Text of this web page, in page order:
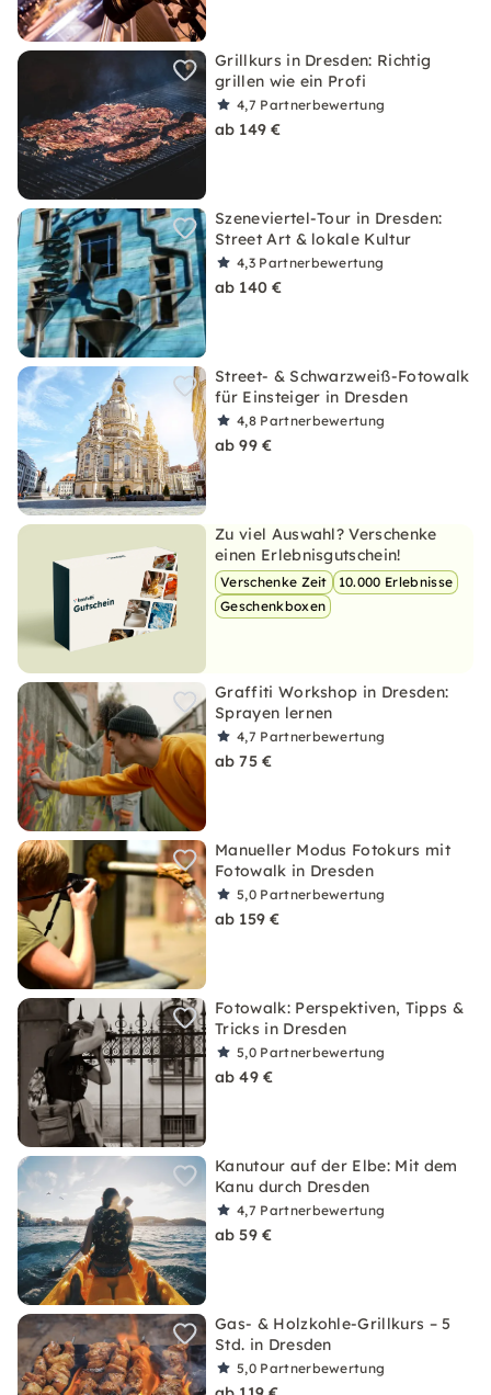
Grillkurs in Dresden: Richtig
grillen wie ein Profi
4,7 Partnerbewertung
ab 149 €
Szeneviertel-Tour in Dresden:
Street Art & lokale Kultur
4,3 Partnerbewertung
ab 140 €
Street- & Schwarzweiß-Fotowalk
für Einsteiger in Dresden
4,8 Partnerbewertung
ab 99 €
Zu viel Auswahl? Verschenke
einen Erlebnisgutschein!
Verschenke Zeit
10.000 Erlebnisse
Geschenkboxen
Graffiti Workshop in Dresden:
Sprayen lernen
4,7 Partnerbewertung
ab 75 €
Manueller Modus Fotokurs mit
Fotowalk in Dresden
5,0 Partnerbewertung
ab 159 €
Fotowalk: Perspektiven, Tipps &
Tricks in Dresden
5,0 Partnerbewertung
ab 49 €
Kanutour auf der Elbe: Mit dem
Kanu durch Dresden
4,7 Partnerbewertung
ab 59 €
Gas- & Holzkohle-Grillkurs – 5
Std. in Dresden
5,0 Partnerbewertung